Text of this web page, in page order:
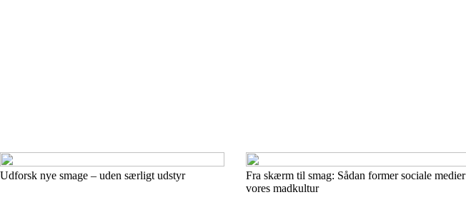
Udforsk nye smage – uden særligt udstyr
Fra skærm til smag: Sådan former sociale medier
vores madkultur